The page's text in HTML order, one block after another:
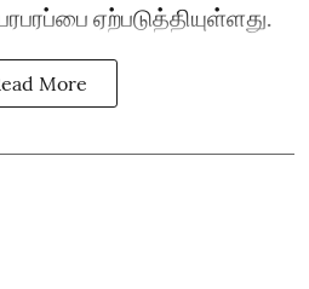
ஏற்படுத்தியுள்ளது.
More